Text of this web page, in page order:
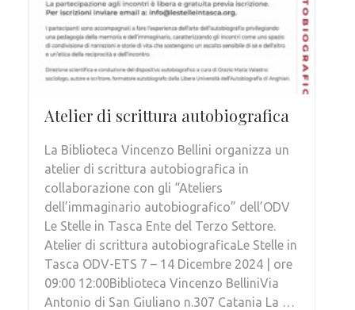
Atelier di scrittura autobiografica
La Biblioteca Vincenzo Bellini organizza un
atelier di scrittura autobiografica in
collaborazione con gli “Ateliers
dell’immaginario autobiografico” dell’ODV
Le Stelle in Tasca Ente del Terzo Settore.
Atelier di scrittura autobiograficaLe Stelle in
Tasca ODV-ETS 7 – 14 Dicembre 2024 | ore
09:00 12:00Biblioteca Vincenzo BelliniVia
Antonio di San Giuliano n.307 Catania La …